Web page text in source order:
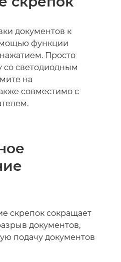
документов к
функции
Просто
со светодиодным
на
совместимо с
скрепок сокращает
документов,
подачу документов